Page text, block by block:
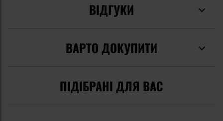
ВІДГУКИ
ВАРТО ДОКУПИТИ
ПІДІБРАНІ ДЛЯ ВАС